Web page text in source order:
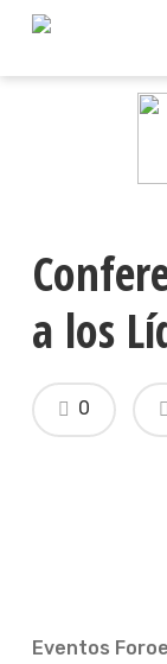
Skip
a los
0
Eventos Foroe